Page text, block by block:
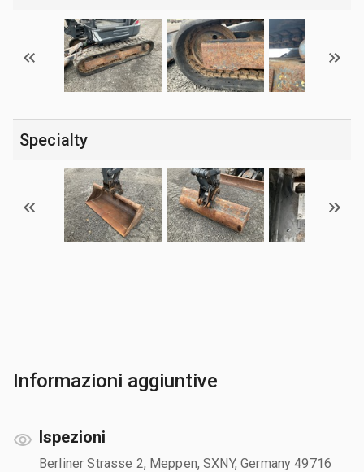
Specialty
Informazioni aggiuntive
Ispezioni
Berliner Strasse 2, Meppen, SXNY, Germany 49716